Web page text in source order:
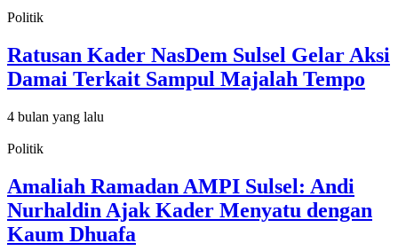
Politik
Ratusan Kader NasDem Sulsel Gelar Aksi
Damai Terkait Sampul Majalah Tempo
4 bulan yang lalu
Politik
Amaliah Ramadan AMPI Sulsel: Andi
Nurhaldin Ajak Kader Menyatu dengan
Kaum Dhuafa